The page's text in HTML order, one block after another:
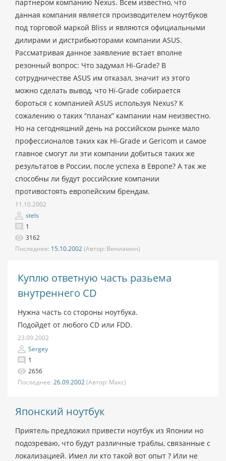
партнером компанию Nexus. Всем известно, что
данная компания является производителем ноутбуков
под торговой маркой Bliss и являются официальными
дилирами и дистрибьюторами компании ASUS.
Рассматривая данное заявление встает вполне
резонный вопрос: Что задумал Hi-Grade? В
сотрудничестве ASUS им отказал, значит из этого
можно сделать вывод, что Hi-Grade собирается
бороться с компанией ASUS используя Nexus? К
сожалению о таких “планах” кампании нам неизвестно.
Но на сегодняшний день на российском рынке мало
профессионалов таких как Hi-Grade и Gericom и самое
главное смогут ли эти компании добиться таких же
результатов в России, после успеха в Европе? А так же
способны ли будут российские компании
противостоять европейским брендам.
11.10.2002
stels
1
3162
Последнее: 15.10.2002(Автор: Вениамин)
Куплю ответную часть разьема
внутреннего CD
Нужна часть со стороны ноутбука.
Подойдет от любого CD или FDD.
23.09.2002
Sergey
1
2656
Последнее: 26.09.2002(Автор: Макс)
Японский ноутбук
Приятель предложил привести ноутбук из Японии но
подозреваю, что будут различные траблы, связанные с
локализацией. Имел ли кто такой вот опыт ? Или не